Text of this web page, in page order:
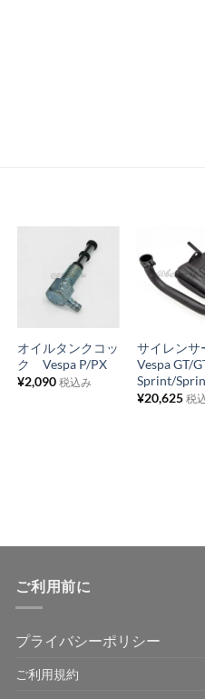
お
気
入
り
オイルタンクコッ
ク Vespa P/PX
¥2,090 税込み
お
気
入
り
リ
サイレン
Vespa GT/
Sprint/
¥20,625 税
ご利用前に
プライバシーポリシー
ご利用規約